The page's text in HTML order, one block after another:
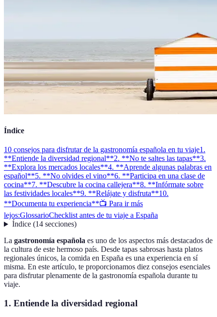
Índice
10 consejos para disfrutar de la gastronomía española en tu viaje1.
**Entiende la diversidad regional**2. **No te saltes las tapas**3.
**Explora los mercados locales**4. **Aprende algunas palabras en
español**5. **No olvides el vino**6. **Participa en una clase de
cocina**7. **Descubre la cocina callejera**8. **Infórmate sobre
las festividades locales**9. **Relájate y disfruta**10.
**Documenta tu experiencia**📺 Para ir más
lejos:GlossarioChecklist antes de tu viaje a España
Índice(14 secciones)
La gastronomía española es uno de los aspectos más destacados de
la cultura de este hermoso país. Desde tapas sabrosas hasta platos
regionales únicos, la comida en España es una experiencia en sí
misma. En este artículo, te proporcionamos diez consejos esenciales
para disfrutar plenamente de la gastronomía española durante tu
viaje.
1. Entiende la diversidad regional